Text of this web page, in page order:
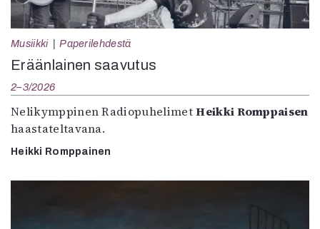
Musiikki Paperilehdestä
Eräänlainen saavutus
2–3/2026
Nelikymppinen RadiopuhelimetHeikki Romppaisen
haastateltavana.
Heikki Romppainen